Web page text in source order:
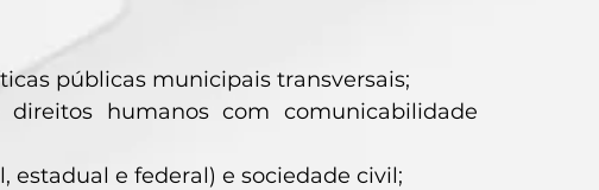
públicas municipais transversais;
humanos com comunicabilidade
e federal) e sociedade civil;